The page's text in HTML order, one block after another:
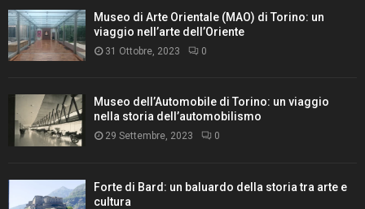
Museo di Arte Orientale (MAO) di Torino: un
viaggio nell’arte dell’Oriente
31 Ottobre, 2023 0
Museo dell’Automobile di Torino: un viaggio
nella storia dell’automobilismo
29 Settembre, 2023 0
Forte di Bard: un baluardo della storia tra arte e
cultura